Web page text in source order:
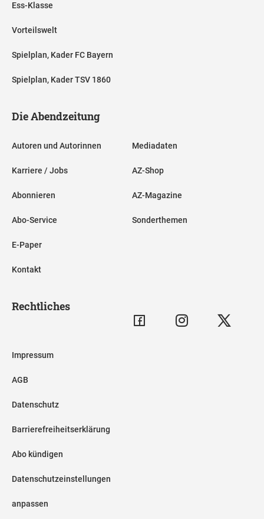
Ess-Klasse
Vorteilswelt
Spielplan, Kader FC Bayern
Spielplan, Kader TSV 1860
Die Abendzeitung
Autoren und Autorinnen
Karriere / Jobs
Abonnieren
Abo-Service
E-Paper
Kontakt
Mediadaten
AZ-Shop
AZ-Magazine
Sonderthemen
Rechtliches
Impressum
AGB
Datenschutz
Barrierefreiheitserklärung
Abo kündigen
Datenschutzeinstellungen
anpassen